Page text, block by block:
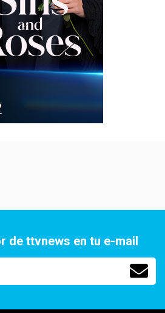
de ttvnews en tu e-mail